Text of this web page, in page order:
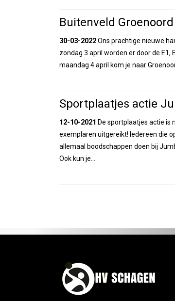
Buitenveld Groenoord
30-03-2022Ons prachtige nieuwe
zondag 3 april worden er door de
maandag 4 april kom je naar
Sportplaatjes actie
12-10-2021 De sportplaatjes actie is
exemplaren uitgereikt! Iedereen die
allemaal boodschappen doen bij
Ook kun je…